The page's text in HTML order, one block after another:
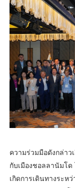
ความร่วมมือดังกล่าว
กับเมืองชอลลานัมโด
เกิดการเดินทางระห